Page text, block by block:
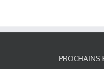
PROCHAINS